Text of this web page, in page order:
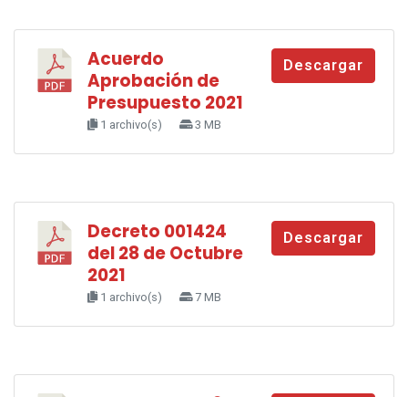
Acuerdo
Aprobación de
Presupuesto 2021
1 archivo(s) 3 MB
Descargar
Decreto 001424
del 28 de Octubre
2021
1 archivo(s) 7 MB
Descargar